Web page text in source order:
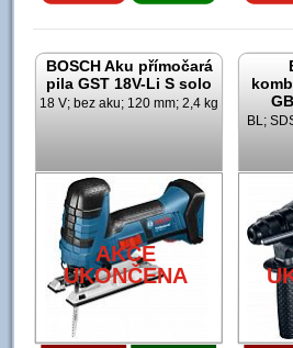
BOSCH Aku přímočará
pila GST 18V-Li S solo
18 V; bez aku; 120 mm; 2,4 kg
AKCE
UKONČENA
BL;